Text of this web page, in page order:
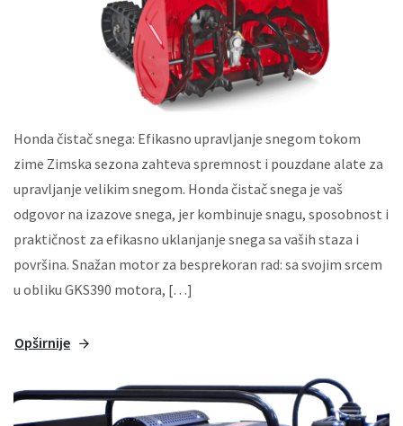
Honda čistač snega: Efikasno upravljanje snegom tokom
zime Zimska sezona zahteva spremnost i pouzdane alate za
upravljanje velikim snegom. Honda čistač snega je vaš
odgovor na izazove snega, jer kombinuje snagu, sposobnost i
praktičnost za efikasno uklanjanje snega sa vaših staza i
površina. Snažan motor za besprekoran rad: sa svojim srcem
u obliku GKS390 motora, […]
Opširnije